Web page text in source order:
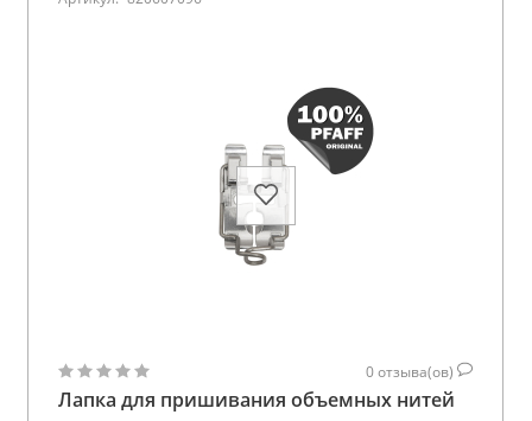
0отзыва(ов)
Лапка для пришивания объемных нитей